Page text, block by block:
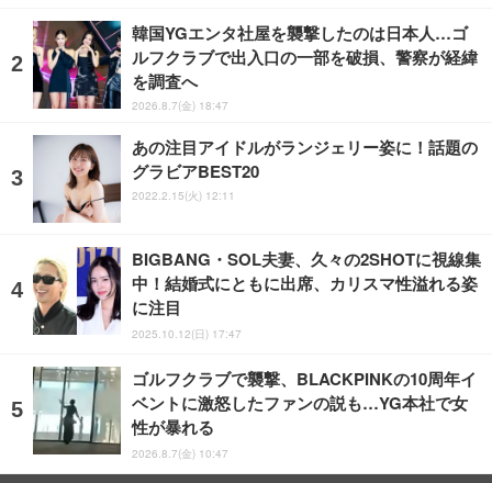
韓国YGエンタ社屋を襲撃したのは日本人…ゴ
ルフクラブで出入口の一部を破損、警察が経緯
を調査へ
2026.8.7(金) 18:47
あの注目アイドルがランジェリー姿に！話題の
グラビアBEST20
2022.2.15(火) 12:11
BIGBANG・SOL夫妻、久々の2SHOTに視線集
中！結婚式にともに出席、カリスマ性溢れる姿
に注目
2025.10.12(日) 17:47
ゴルフクラブで襲撃、BLACKPINKの10周年イ
ベントに激怒したファンの説も…YG本社で女
性が暴れる
2026.8.7(金) 10:47